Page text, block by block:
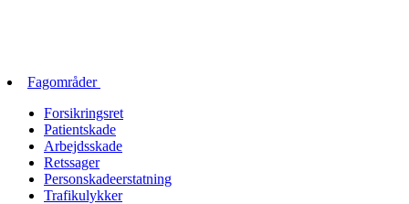
Fagområder
Forsikringsret
Patientskade
Arbejdsskade
Retssager
Personskadeerstatning
Trafikulykker